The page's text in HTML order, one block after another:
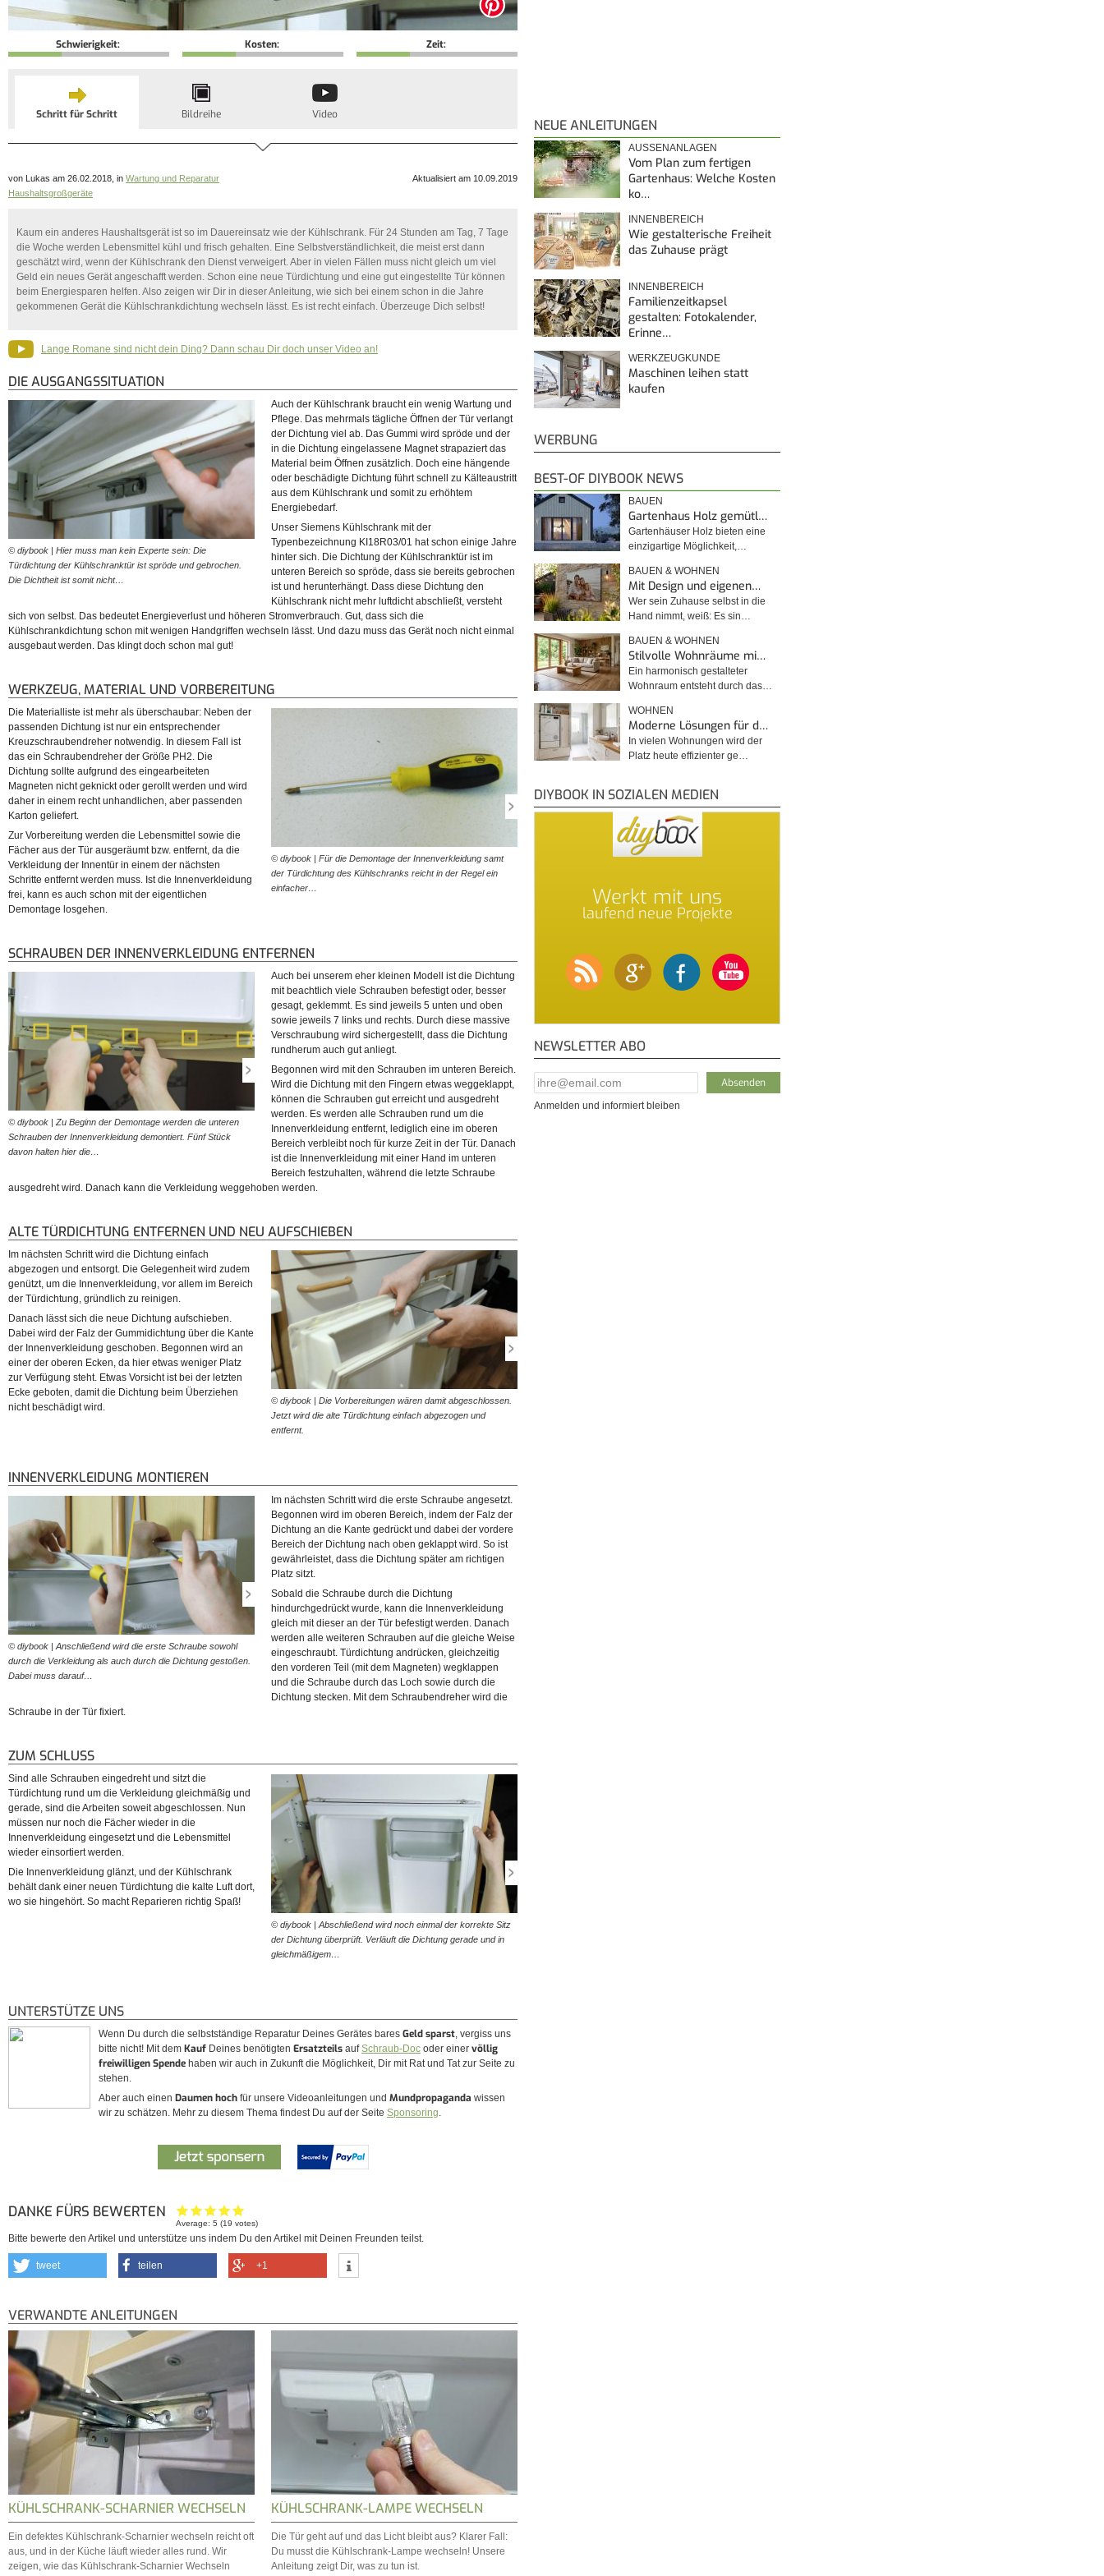
Schwierigkeit: Kosten: Zeit:
Schritt für Schritt Bildreihe Video
von Lukas am 26.02.2018, in Wartung und Reparatur
Haushaltsgroßgeräte
Aktualisiert am 10.09.2019
Kaum ein anderes Haushaltsgerät ist so im Dauereinsatz wie der Kühlschrank. Für 24 Stunden am Tag, 7 Tage
die Woche werden Lebensmittel kühl und frisch gehalten. Eine Selbstverständlichkeit, die meist erst dann
geschätzt wird, wenn der Kühlschrank den Dienst verweigert. Aber in vielen Fällen muss nicht gleich um viel
Geld ein neues Gerät angeschafft werden. Schon eine neue Türdichtung und eine gut eingestellte Tür können
beim Energiesparen helfen. Also zeigen wir Dir in dieser Anleitung, wie sich bei einem schon in die Jahre
gekommenen Gerät die Kühlschrankdichtung wechseln lässt. Es ist recht einfach. Überzeuge Dich selbst!
Lange Romane sind nicht dein Ding? Dann schau Dir doch unser Video an!
DIE AUSGANGSSITUATION
© diybook | Hier muss man kein Experte sein: Die
Türdichtung der Kühlschranktür ist spröde und gebrochen.
Die Dichtheit ist somit nicht…
Auch der Kühlschrank braucht ein wenig Wartung und
Pflege. Das mehrmals tägliche Öffnen der Tür verlangt
der Dichtung viel ab. Das Gummi wird spröde und der
in die Dichtung eingelassene Magnet strapaziert das
Material beim Öffnen zusätzlich. Doch eine hängende
oder beschädigte Dichtung führt schnell zu Kälteaustritt
aus dem Kühlschrank und somit zu erhöhtem
Energiebedarf.
Unser Siemens Kühlschrank mit der
Typenbezeichnung KI18R03/01 hat schon einige Jahre
hinter sich. Die Dichtung der Kühlschranktür ist im
unteren Bereich so spröde, dass sie bereits gebrochen
ist und herunterhängt. Dass diese Dichtung den
Kühlschrank nicht mehr luftdicht abschließt, versteht
sich von selbst. Das bedeutet Energieverlust und höheren Stromverbrauch. Gut, dass sich die
Kühlschrankdichtung schon mit wenigen Handgriffen wechseln lässt. Und dazu muss das Gerät noch nicht einmal
ausgebaut werden. Das klingt doch schon mal gut!
WERKZEUG, MATERIAL UND VORBEREITUNG
© diybook | Für die Demontage der Innenverkleidung samt
der Türdichtung des Kühlschranks reicht in der Regel ein
einfacher…
© diybook | Die Verpackung der Türdichtung ist etwas
nicht geknickt oder…
Die Materialliste ist mehr als überschaubar: Neben der
passenden Dichtung ist nur ein entsprechender
Kreuzschraubendreher notwendig. In diesem Fall ist
das ein Schraubendreher der Größe PH2. Die
Dichtung sollte aufgrund des eingearbeiteten
Magneten nicht geknickt oder gerollt werden und wird
daher in einem recht unhandlichen, aber passenden
Karton geliefert.
Zur Vorbereitung werden die Lebensmittel sowie die
Fächer aus der Tür ausgeräumt bzw. entfernt, da die
Verkleidung der Innentür in einem der nächsten
Schritte entfernt werden muss. Ist die Innenverkleidung
frei, kann es auch schon mit der eigentlichen
Demontage losgehen.
SCHRAUBEN DER INNENVERKLEIDUNG ENTFERNEN
© diybook | Zu Beginn der Demontage werden die unteren
Schrauben der Innenverkleidung demontiert. Fünf Stück
davon halten hier die…
Schrauben der Innenverkleidung ausgedreht. Sieben Stück
Auch bei unserem eher kleinen Modell ist die Dichtung
mit beachtlich viele Schrauben befestigt oder, besser
gesagt, geklemmt. Es sind jeweils 5 unten und oben
sowie jeweils 7 links und rechts. Durch diese massive
Verschraubung wird sichergestellt, dass die Dichtung
rundherum auch gut anliegt.
Begonnen wird mit den Schrauben im unteren Bereich.
Wird die Dichtung mit den Fingern etwas weggeklappt,
können die Schrauben gut erreicht und ausgedreht
werden. Es werden alle Schrauben rund um die
Innenverkleidung entfernt, lediglich eine im oberen
Bereich verbleibt noch für kurze Zeit in der Tür. Danach
ist die Innenverkleidung mit einer Hand im unteren
Bereich festzuhalten, während die letzte Schraube
ausgedreht wird. Danach kann die Verkleidung weggehoben werden.
ALTE TÜRDICHTUNG ENTFERNEN UND NEU AUFSCHIEBEN
© diybook | Die Vorbereitungen wären damit abgeschlossen.
Jetzt wird die alte Türdichtung einfach abgezogen und
entfernt.
Im nächsten Schritt wird die Dichtung einfach
abgezogen und entsorgt. Die Gelegenheit wird zudem
genützt, um die Innenverkleidung, vor allem im Bereich
der Türdichtung, gründlich zu reinigen.
Danach lässt sich die neue Dichtung aufschieben.
Dabei wird der Falz der Gummidichtung über die Kante
der Innenverkleidung geschoben. Begonnen wird an
einer der oberen Ecken, da hier etwas weniger Platz
zur Verfügung steht. Etwas Vorsicht ist bei der letzten
Ecke geboten, damit die Dichtung beim Überziehen
nicht beschädigt wird.
INNENVERKLEIDUNG MONTIEREN
© diybook | Anschließend wird die erste Schraube sowohl
durch die Verkleidung als auch durch die Dichtung gestoßen.
Dabei muss darauf…
© diybook | Die gerade durch die Dichtung gestoßenen
Schraube wird gleich dazu verwendet, die Innenverkleidung
Im nächsten Schritt wird die erste Schraube angesetzt.
Begonnen wird im oberen Bereich, indem der Falz der
Dichtung an die Kante gedrückt und dabei der vordere
Bereich der Dichtung nach oben geklappt wird. So ist
gewährleistet, dass die Dichtung später am richtigen
Platz sitzt.
Sobald die Schraube durch die Dichtung
hindurchgedrückt wurde, kann die Innenverkleidung
gleich mit dieser an der Tür befestigt werden. Danach
werden alle weiteren Schrauben auf die gleiche Weise
eingeschraubt. Türdichtung andrücken, gleichzeitig
den vorderen Teil (mit dem Magneten) wegklappen
und die Schraube durch das Loch sowie durch die
Dichtung stecken. Mit dem Schraubendreher wird die
Schraube in der Tür fixiert.
ZUM SCHLUSS
© diybook | Abschließend wird noch einmal der korrekte Sitz
der Dichtung überprüft. Verläuft die Dichtung gerade und in
gleichmäßigem…
Sind alle Schrauben eingedreht und sitzt die
Türdichtung rund um die Verkleidung gleichmäßig und
gerade, sind die Arbeiten soweit abgeschlossen. Nun
müssen nur noch die Fächer wieder in die
Innenverkleidung eingesetzt und die Lebensmittel
wieder einsortiert werden.
Die Innenverkleidung glänzt, und der Kühlschrank
behält dank einer neuen Türdichtung die kalte Luft dort,
wo sie hingehört. So macht Reparieren richtig Spaß!
UNTERSTÜTZE UNS
Wenn Du durch die selbstständige Reparatur Deines Gerätes bares Geld sparst, vergiss uns
bitte nicht! Mit dem Kauf Deines benötigten Ersatzteils aufSchraub-Doc oder einer völlig
freiwilligen Spende haben wir auch in Zukunft die Möglichkeit, Dir mit Rat und Tat zur Seite zu
stehen.
Aber auch einen Daumen hoch für unsere Videoanleitungen und Mundpropaganda wissen
wir zu schätzen. Mehr zu diesem Thema findest Du auf der Seite Sponsoring.
DANKE FÜRS BEWERTEN
Average:5 (19 votes)
Bitte bewerte den Artikel und unterstütze uns indem Du den Artikel mit Deinen Freunden teilst.
tweet teilen +1
VERWANDTE ANLEITUNGEN
KÜHLSCHRANK-SCHARNIER WECHSELN
Ein defektes Kühlschrank-Scharnier wechseln reicht oft
aus, und in der Küche läuft wieder alles rund. Wir
zeigen, wie das Kühlschrank-Scharnier Wechseln
KÜHLSCHRANK-LAMPE WECHSELN
Die Tür geht auf und das Licht bleibt aus? Klarer Fall:
Du musst die Kühlschrank-Lampe wechseln! Unsere
Anleitung zeigt Dir, was zu tun ist.
NEUE ANLEITUNGEN
AUSSENANLAGEN
Vom Plan zum fertigen
Gartenhaus: Welche Kosten
ko…
INNENBEREICH
Wie gestalterische Freiheit
das Zuhause prägt
INNENBEREICH
Familienzeitkapsel
gestalten: Fotokalender,
Erinne…
WERKZEUGKUNDE
Maschinen leihen statt
kaufen
WERBUNG
BEST-OF DIYBOOK NEWS
BAUEN
Gartenhaus Holz gemütl…
Gartenhäuser Holz bieten eine
einzigartige Möglichkeit,…
BAUEN & WOHNEN
Mit Design und eigenen…
Wer sein Zuhause selbst in die
Hand nimmt, weiß: Es sin…
BAUEN & WOHNEN
Stilvolle Wohnräume mi…
Ein harmonisch gestalteter
Wohnraum entsteht durch das…
WOHNEN
Moderne Lösungen für d…
In vielen Wohnungen wird der
Platz heute effizienter ge…
DIYBOOK IN SOZIALEN MEDIEN
Werkt mit uns
laufend neue Projekte
NEWSLETTER ABO
E-Mail Addresse*
Anmelden und informiert bleiben